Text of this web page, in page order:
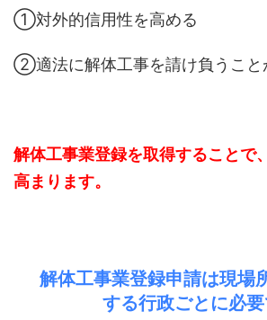
①対外的信用性を高める
②適法に解体工事を請け負うこと
解体工事業登録を取得することで
高まります。
解体工事業登録申請は現場
する行政ごとに必